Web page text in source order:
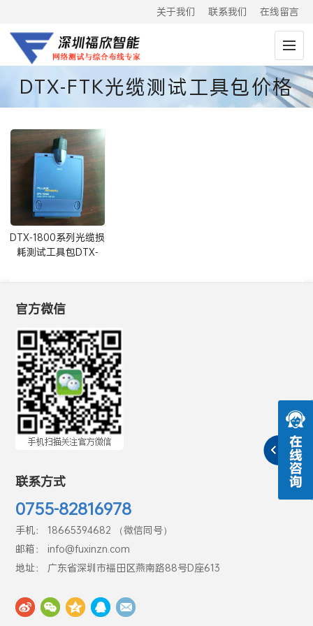
关于我们 联系我们 在线留言
DTX-FTK光缆测试工具包价格
DTX-1800系列光缆损
耗测试工具包DTX-
官方微信
联系方式
0755-82816978
手机： 18665394682 （微信同号）
邮箱： info@fuxinzn.com
地址： 广东省深圳市福田区燕南路88号D座613